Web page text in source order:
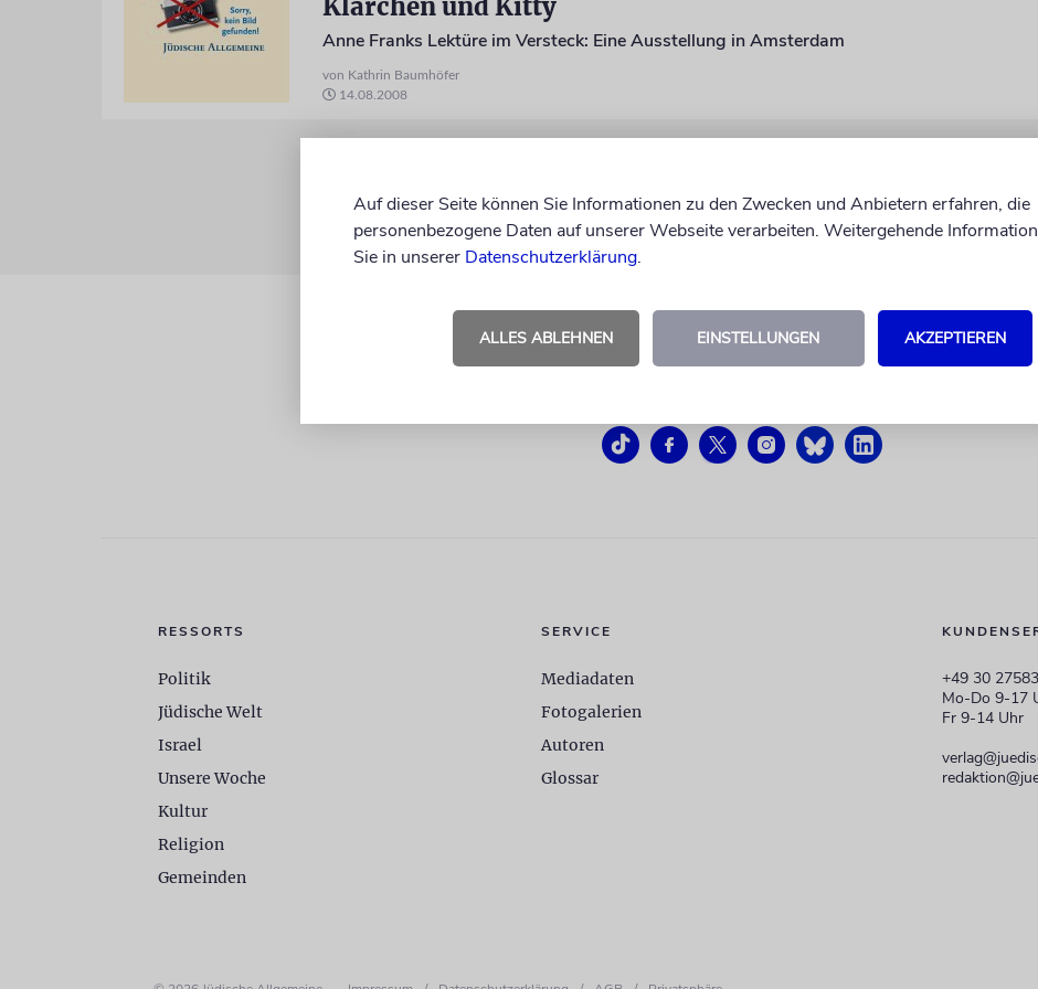
Klärchen und Kitty
Anne Franks Lektüre im Versteck: Eine Ausstellung in Amsterdam
von Kathrin Baumhöfer
14.08.2008
+49 30
Mo-Do 9-17
Fr 9-14 Uhr
RESSORTS
Politik
Jüdische Welt
Israel
Unsere Woche
Kultur
Religion
Gemeinden
SERVICE
Mediadaten
Fotogalerien
Autoren
Glossar
Auf dieser Seite können Sie Informationen zu den Zwecken und Anbietern erfahren, die
personenbezogene Daten auf unserer Webseite verarbeiten. Weitergehende
Sie in unserer Datenschutzerklärung.
ALLES ABLEHNEN EINSTELLUNGEN AKZEPTIEREN